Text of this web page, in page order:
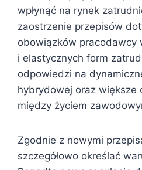
wpłynąć na rynek
zaostrzenie przepisów
obowiązków pracodawcy
i elastycznych form
odpowiedzi na
hybrydowej oraz większe
między życiem
Zgodnie z nowymi
szczegółowo określać